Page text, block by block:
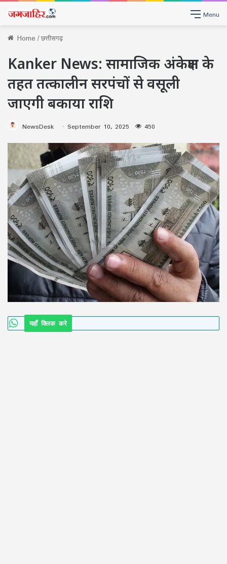
Menu
Home/छत्तीसगढ़
Kanker News: सामाजिक अंकेक्षण के
तहत तत्कालीन सरपंचों से वसूली
जाएगी बकाया राशि
NewsDesk September 10, 2025 450
यहाँ क्लिक करे